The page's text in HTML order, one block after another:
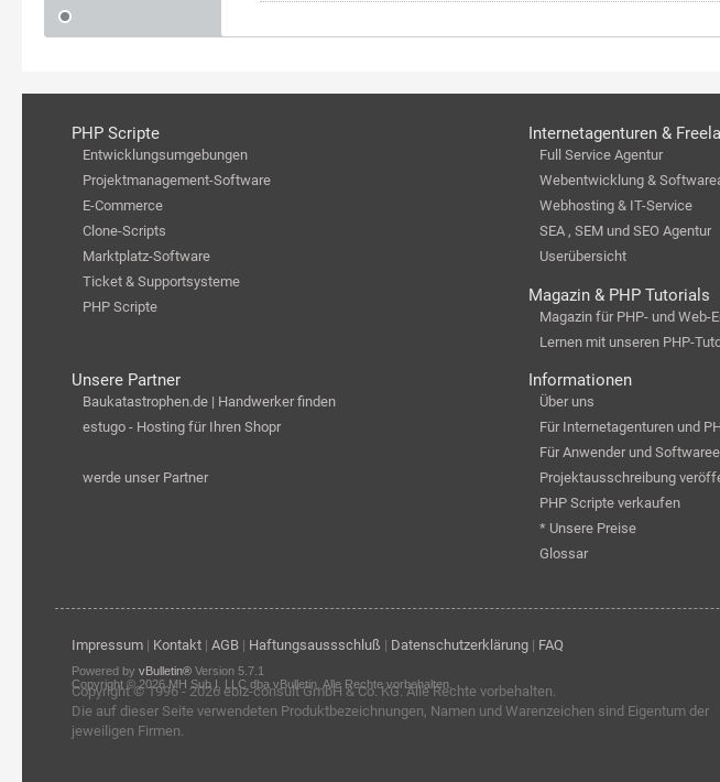
PHP Scripte
Entwicklungsumgebungen
Projektmanagement-Software
E-Commerce
Clone-Scripts
Marktplatz-Software
Ticket & Supportsysteme
PHP Scripte
Internetagenturen &
Full Service Agentur
Webentwicklung &
Webhosting & IT-Service
SEA , SEM und SEO Agentur
Userübersicht
Magazin & PHP Tutorials
Magazin für PHP- und Web-
Lernen mit unseren PHP-
Unsere Partner
Baukatastrophen.de | Handwerker finden
estugo - Hosting für Ihren Shopr
werde unser Partner
Informationen
Über uns
Für Internetagenturen und
Für Anwender und
Projektausschreibung
PHP Scripte verkaufen
* Unsere Preise
Glossar
Impressum| Kontakt| AGB| Haftungsaussschluß | Datenschutzerklärung| FAQ
Copyright © 1996 - 2026 ebiz-consult GmbH & Co. KG. Alle Rechte vorbehalten.
Die auf dieser Seite verwendeten Produktbezeichnungen, Namen und Warenzeichen sind Eigentum der
jeweiligen Firmen.
Powered by vBulletin®Version 5.7.1
Copyright © 2026 MH Sub I, LLC dba vBulletin. Alle Rechte vorbehalten.